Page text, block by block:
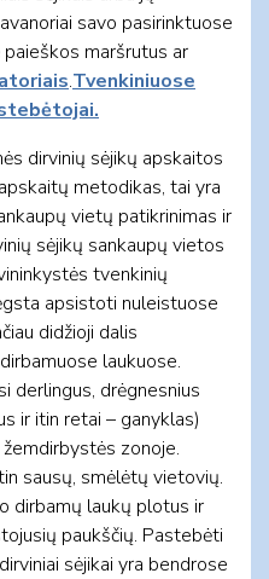
savo pasirinktuose
maršrutus ar
.Tvenkiniuose
dirvinių sėjikų apskaitos
metodikas, tai yra
vietų patikrinimas ir
sėjikų sankaupų vietos
tvenkinių
apsistoti nuleistuose
didžioji dalis
laukuose.
derlingus, drėgnesnius
ir itin retai – ganyklas)
zonoje.
sausų, smėlėtų vietovių.
dirbamų laukų plotus ir
paukščių. Pastebėti
sėjikai yra bendrose